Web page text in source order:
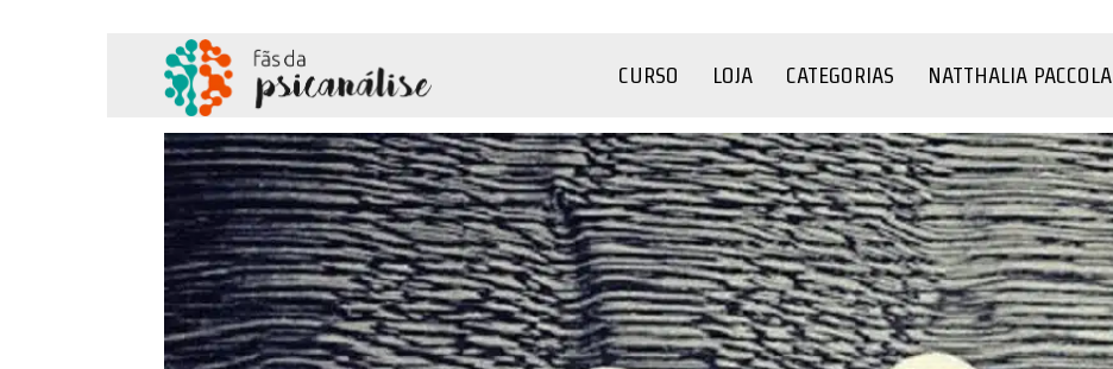
da
Psicanálise
CURSO LOJA CATEGORIAS NATTHALIA PACCOLA